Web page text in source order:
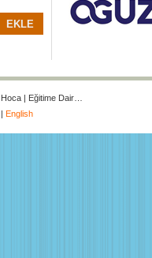
| Eğitime Dair…
| English